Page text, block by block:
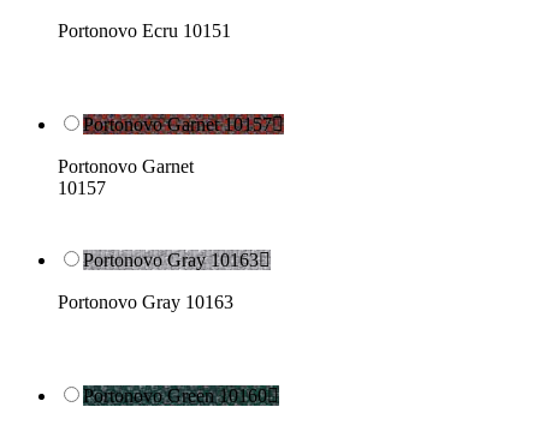
Portonovo Ecru 10151
Portonovo Garnet 10157
Portonovo Garnet
10157
Portonovo Gray 10163
Portonovo Gray 10163
Portonovo Green 10160